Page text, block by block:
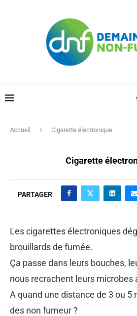
Accueil Cigarette électronique
Cigarette
PARTAGER
Les cigarettes électroniques
brouillards de fumée.
Ça passe dans leurs bouches,
nous recrachent leurs microbes
A quand une distance de 3 ou 5
des non fumeur ?